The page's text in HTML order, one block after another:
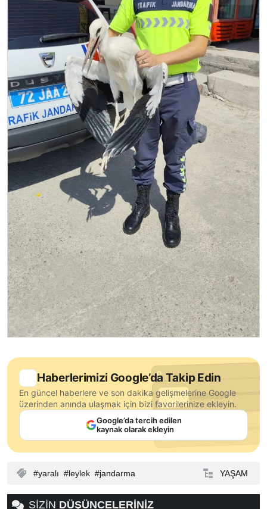
Haberlerimizi Google’da Takip Edin
En güncel haberlere ve son dakika gelişmelerine Google
üzerinden anında ulaşmak için bizi favorilerinize ekleyin.
Google’da tercih edilen
kaynak olarak ekleyin
yaralı leylek jandarma YAŞAM
SİZİN DÜŞÜNCELERİNİZ